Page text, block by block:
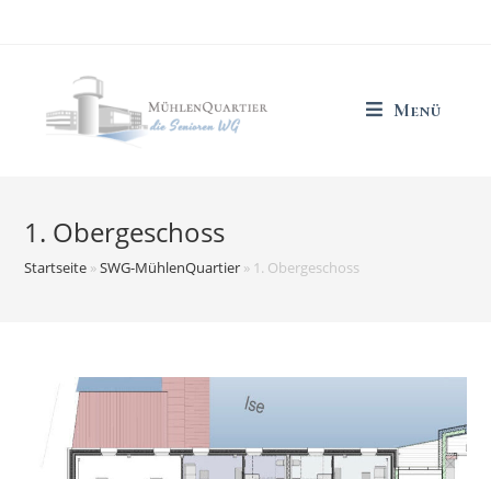
Menü
1. Obergeschoss
Startseite »SWG-MühlenQuartier » 1. Obergeschoss